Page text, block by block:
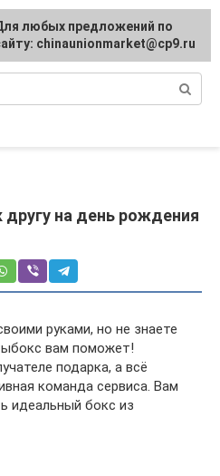
на день рождения
руками, но не знаете
вам поможет!
подарка, а всё
команда сервиса. Вам
идеальный бокс из
любых предложений по
chinaunionmarket@cp9.ru
любых предложений по
chinaunionmarket@cp9.ru